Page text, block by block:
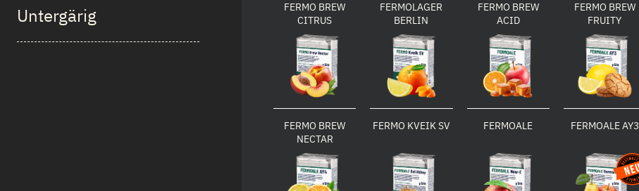
Untergärig
FERMO BREW
CITRUS
FERMOLAGER
BERLIN
FERMO BREW
ACID
FERMO BREW
FRUITY
FERMO BREW
NECTAR
FERMO KVEIK SV FERMOALE FERMOALE AY3